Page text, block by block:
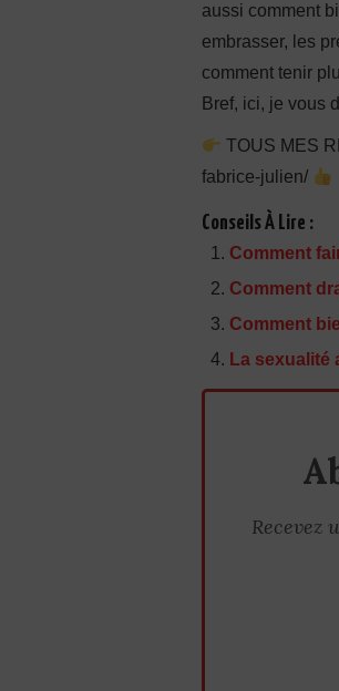
aussi comment
embrasser, les
comment tenir
Bref, ici, je vous
TOUS MES
fabrice-julien/
Conseils À Lire :
Comment
Comment
Comment
La sexualité
Recevez